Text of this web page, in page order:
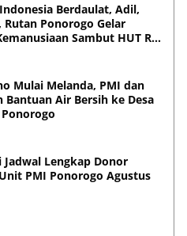
Berdaulat, Adil,
Ponorogo Gelar
Sambut HUT RI
Mulai Melanda, PMI dan
Bantuan Air Bersih ke Desa
Jadwal Lengkap Donor
PMI Ponorogo Agustus